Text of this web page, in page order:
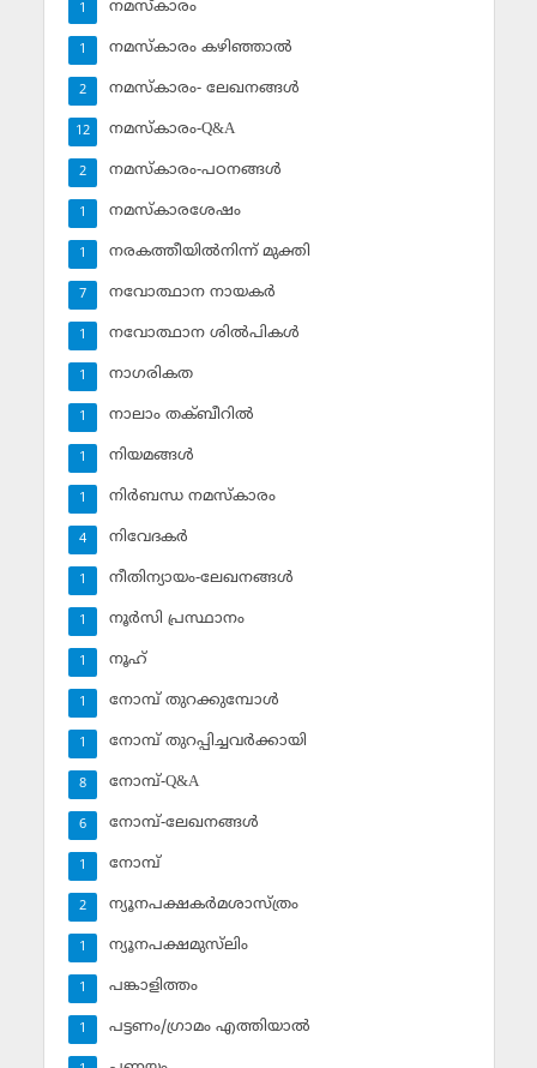
നമസ്‌കാരം
1
നമസ്‌കാരം കഴിഞ്ഞാല്‍
1
നമസ്‌കാരം- ലേഖനങ്ങള്‍
2
നമസ്‌കാരം-Q&A
12
നമസ്‌കാരം-പഠനങ്ങള്‍
2
നമസ്‌കാരശേഷം
1
നരകത്തീയില്‍നിന്ന് മുക്തി
1
നവോത്ഥാന നായകര്‍
7
നവോത്ഥാന ശില്‍പികള്‍
1
നാഗരികത
1
നാലാം തക്ബീറില്‍
1
നിയമങ്ങള്‍
1
നിര്‍ബന്ധ നമസ്‌കാരം
1
നിവേദകര്‍
4
നീതിന്യായം-ലേഖനങ്ങള്‍
1
നൂര്‍സി പ്രസ്ഥാനം
1
നൂഹ്‌
1
നോമ്പ് തുറക്കുമ്പോള്‍
1
നോമ്പ് തുറപ്പിച്ചവര്‍ക്കായി
1
നോമ്പ്-Q&A
8
നോമ്പ്-ലേഖനങ്ങള്‍
6
നോമ്പ്‌
1
ന്യൂനപക്ഷകര്‍മശാസ്ത്രം
2
ന്യൂനപക്ഷമുസ്‌ലിം
1
പങ്കാളിത്തം
1
പട്ടണം/ഗ്രാമം എത്തിയാല്‍
1